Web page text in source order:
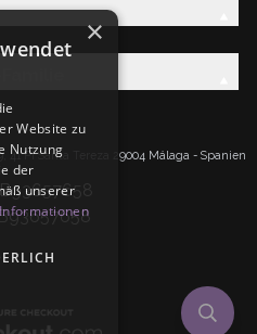
41 PI Santa Tereza 29004 Málaga - Spanien
×
Website zu
Nutzung
der
unserer